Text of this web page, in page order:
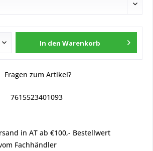
In den Warenkorb
Fragen zum Artikel?
7615523401093
in AT ab €100,- Bestellwert
Fachhändler